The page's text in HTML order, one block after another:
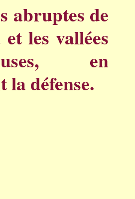
abruptes de
les vallées
en
défense.